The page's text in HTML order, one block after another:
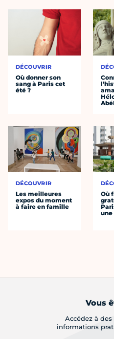
DÉCOUVRIR
Où donner son
sang à Paris cet
été ?
DÉCOUVRIR
Les meilleures
expos du moment
à faire en famille
Où
une
Vous
Accédez à
informations